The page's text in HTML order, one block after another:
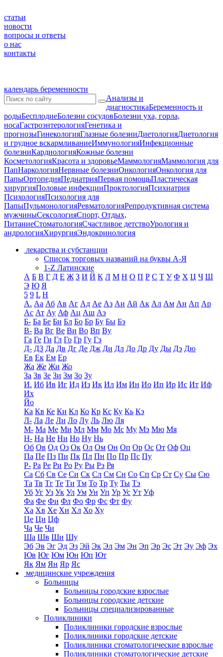
статьи
новости
вопросы и ответы
о нас
контакты
календарь беременности
Анализы и
диагностикаБеременность и
родыБесплодиеБолезни сосудовБолезни уха, горла,
носаГастроэнтерологияГенетика и
прогнозыГинекологияГлазные болезниДиетологияДиетология
и грудное вскармливаниеИммунологияИнфекционные
болезниКардиологияКожные болезни
КосметологияКрасота и здоровьеМаммологияМаммология для
ПапНаркологияНервные болезниОнкологияОнкология для
ПапыОртопедияПедиатрияПервая помощьПластическая
хирургияПоловые инфекцииПроктологияПсихиатрия
ПсихологияПсихология для
ПапыПульмонологияРевматологияРепродуктивная система
мужчиныСексологияСпорт, Отдых,
ПитаниеСтоматологияСчастливое детствоУрология и
андрологияХирургияЭндокринология
лекарства и субстанции
Список торговых названий на буквы А-Я
1-Z Латинские
А Б В Г Д Е Ж З И Й К Л М Н О П Р С Т У Ф Х Ц Ч Ш
Э Ю Я
5 9 L H
А. Аа Аб Ав Аг Ад Ае Аз Аи Ай Ак Ал Ам Ан Ап Ар
Ас Ат Ау Аф Ац Аш Аэ
Б- Ба Бе Би Бл Бо Бр Бу Бы Бэ
В- Ва Вг Ве Ви Во Вп Ву
Га Ге Ги Гл Го Гр Гу Гэ
Д- Д3 Да Дв Дг Де Дж Ди Дл До Др Ду Ды Дэ Дю
Ев Ек Ем Ер
Жа Же Жи Жо
За Зв Зе Зи Зм Зо Зу
И. Иб Ив Иг Ид Из Ик Ил Им Ин Ио Ип Ир Ис Ит Иф
Их
Йо
Ка Кв Ке Ки Кл Ко Кр Кс Ку Кь Кэ
Л- Ла Ле Ли Ло Лу Ль Лю Ля
М- Ма Ме Ми Мл Мм Мо Мс Му Мэ Мю Мя
Н- На Не Ни Но Ну Нь
Об Ов Од Оз Ок Ол Ом Он Оп Ор Ос От Оф Оц
Па Пе Пз Пи Пк Пл Пн По Пр Пс Пу
Р- Ра Ре Ри Ро Ру Ры Рэ Ря
Са Сб Св Се Си Ск Сл См Сн Со Сп Ср Ст Су Сы Сю
Та Тв Тг Те Ти Тм То Тр Ту Ты Тэ
Уб Уг Уз Ук Ул Ум Ун Уп Ур Ус Ут Уф
Фа Фе Фи Фл Фо Фр Фс Фт Фу
Ха Хв Хе Хи Хл Хо Ху
Це Ци Цф
Ча Че Чи
Ша Шв Ши Шу
Эб Эв Эг Эд Эз Эй Эк Эл Эм Эн Эп Эр Эс Эт Эу Эф Эх
Юв Юг Юм Юн Юп Ют
Як Ям Ян Яр Яс
медицинские учреждения
Больницы
Больницы городские взрослые
Больницы городские детские
Больницы специализированные
Поликлиники
Поликлиники городские взрослые
Поликлиники городские детские
Поликлиники стоматологические взрослые
Поликлиники стоматологические детские